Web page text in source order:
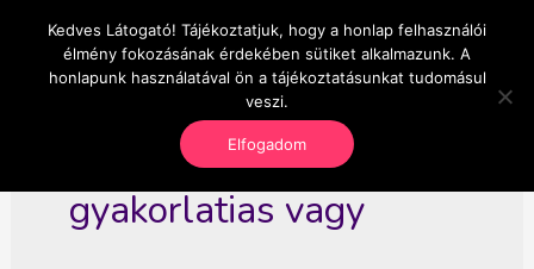
content
OnlineSeedsMan
Üzlet és szabadság
Main
gyakorlatias vagy
Kedves Látogató! Tájékoztatjuk, hogy a honlap felhasználói
élmény fokozásának érdekében sütiket alkalmazunk. A
honlapunk használatával ön a tájékoztatásunkat tudomásul
veszi.
Elfogadom